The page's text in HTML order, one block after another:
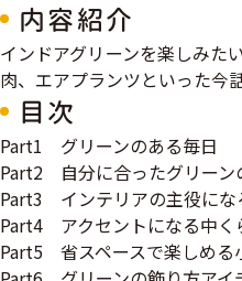
内容紹介
インドアグリーンを楽しみた
肉、エアプランツといった今
目次
Part1 グリーンのある毎日
Part2 自分に合ったグリーン
Part3 インテリアの主役にな
Part4 アクセントになる中く
Part5 省スペースで楽しめる